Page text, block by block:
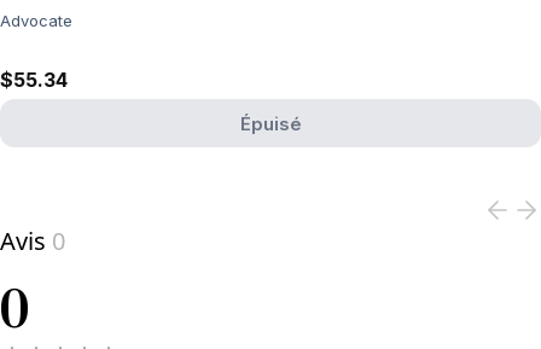
Advocate
$55.34
Épuisé
Avis 0
0